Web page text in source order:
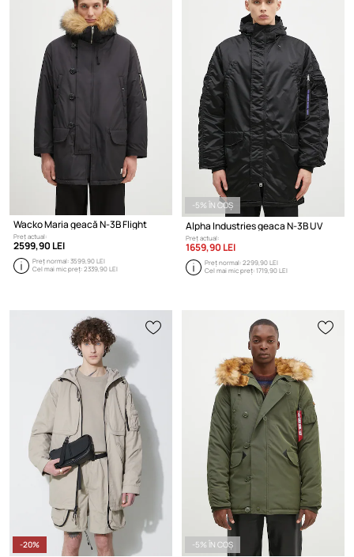
Wacko Maria geacă N-3B Flight
Preț actual:
2599,90 LEI
Preț normal:3599,90 LEI
Cel mai mic preț:2339,90 LEI
-5% ÎN COȘ
Alpha Industries geaca N-3B UV
Preț actual:
1659,90 LEI
Preț normal:2299,90 LEI
Cel mai mic preț:1719,90 LEI
-20% -5% ÎN COȘ